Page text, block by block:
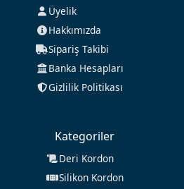
Üyelik
Hakkımızda
Sipariş Takibi
Banka Hesapları
Gizlilik Politikası
Kategoriler
Deri Kordon
Silikon Kordon